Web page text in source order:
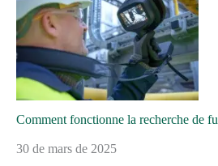
Comment fonctionne la recherche de
30 de mars de 2025